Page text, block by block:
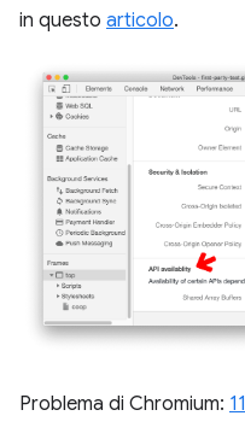
in questo articolo.
Problema di Chromium: